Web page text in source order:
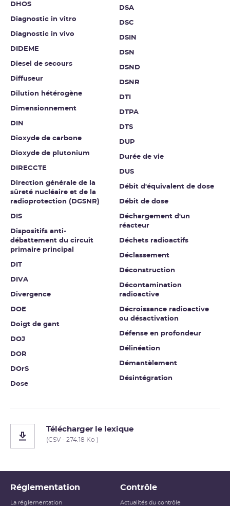
DHOS
Diagnostic in vitro
Diagnostic in vivo
DIDEME
Diesel de secours
Diffuseur
Dilution hétérogène
Dimensionnement
DIN
Dioxyde de carbone
Dioxyde de plutonium
DIRECCTE
Direction générale de la
sûreté nucléaire et de la
radioprotection (DGSNR)
DIS
Dispositifs anti-
débattement du circuit
primaire principal
DIT
DIVA
Divergence
DOE
Doigt de gant
DOJ
DOR
DOrS
Dose
DSA
DSC
DSIN
DSN
DSND
DSNR
DTI
DTPA
DTS
DUP
Durée de vie
DUS
Débit d'équivalent de dose
Débit de dose
Déchargement d'un
réacteur
Déchets radioactifs
Déclassement
Déconstruction
Décontamination
radioactive
Décroissance radioactive
ou désactivation
Défense en profondeur
Délinéation
Démantèlement
Désintégration
Télécharger le lexique
(CSV - 274.18 Ko )
Réglementation
La réglementation
Contrôle
Actualités du contrôle